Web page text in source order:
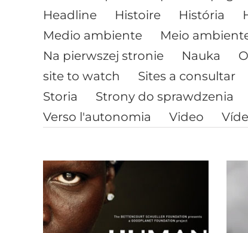
Headline
Histoire História
Medio ambiente
Meio
Na pierwszej stronie
Nauka
site to watch
Sites a consultar
Storia
Strony do sprawdzenia
Verso l'autonomia
Video
Le discours du